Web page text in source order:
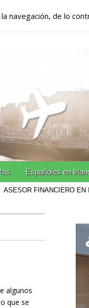
Españoles en
ASESOR FINANCIERO EN
algunos
que se
navegación, de lo